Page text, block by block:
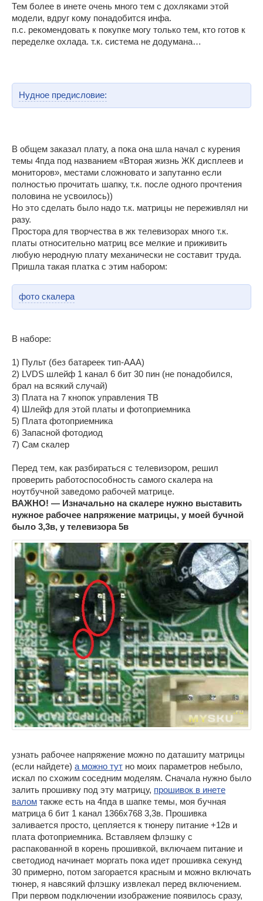
Тем более в инете очень много тем с дохляками этой
модели, вдруг кому понадобится инфа.
п.с. рекомендовать к покупке могу только тем, кто готов к
переделке охлада. т.к. система не додумана…
Нудное предисловие:
В общем заказал плату, а пока она шла начал с курения
темы 4пда под названием «Вторая жизнь ЖК дисплеев и
мониторов», местами сложновато и запутанно если
полностью прочитать шапку, т.к. после одного прочтения
половина не усвоилось))
Но это сделать было надо т.к. матрицы не переживлял ни
разу.
Простора для творчества в жк телевизорах много т.к.
платы относительно матриц все мелкие и приживить
любую неродную плату механически не составит труда.
Пришла такая платка с этим набором:
фото скалера
В наборе:
1) Пульт (без батареек тип-ААА)
2) LVDS шлейф 1 канал 6 бит 30 пин (не понадобился,
брал на всякий случай)
3) Плата на 7 кнопок управления ТВ
4) Шлейф для этой платы и фотоприемника
5) Плата фотоприемника
6) Запасной фотодиод
7) Сам скалер
Перед тем, как разбираться с телевизором, решил
проверить работоспособность самого скалера на
ноутбучной заведомо рабочей матрице.
ВАЖНО! — Изначально на скалере нужно выставить
нужное рабочее напряжение матрицы, у моей бучной
было 3,3в, у телевизора 5в
узнать рабочее напряжение можно по даташиту матрицы
(если найдете) а можно тут но моих параметров небыло,
искал по схожим соседним моделям. Сначала нужно было
залить прошивку под эту матрицу, прошивок в инете
валом также есть на 4пда в шапке темы, моя бучная
матрица 6 бит 1 канал 1366х768 3,3в. Прошивка
заливается просто, цепляется к тюнеру питание +12в и
плата фотоприемника. Вставляем флэшку с
распакованной в корень прошивкой, включаем питание и
светодиод начинает моргать пока идет прошивка секунд
30 примерно, потом загорается красным и можно включать
тюнер, я навсякий флэшку извлекал перед включением.
При первом подключении изображение появилось сразу,